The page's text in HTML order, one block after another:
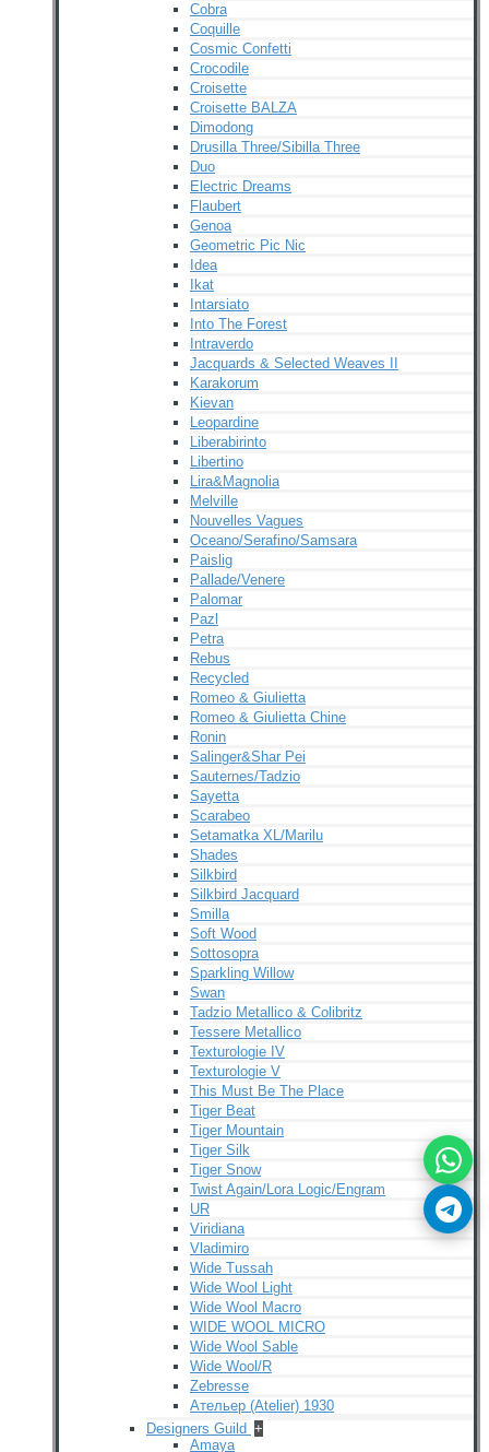
Cobra
Coquille
Cosmic Confetti
Crocodile
Croisette
Croisette BALZA
Dimodong
Drusilla Three/Sibilla Three
Duo
Electric Dreams
Flaubert
Genoa
Geometric Pic Nic
Idea
Ikat
Intarsiato
Into The Forest
Intraverdo
Jacquards & Selected Weaves II
Karakorum
Kievan
Leopardine
Liberabirinto
Libertino
Lira&Magnolia
Melville
Nouvelles Vagues
Oceano/Serafino/Samsara
Paislig
Pallade/Venere
Palomar
Pazl
Petra
Rebus
Recycled
Romeo & Giulietta
Romeo & Giulietta Chine
Ronin
Salinger&Shar Pei
Sauternes/Tadzio
Sayetta
Scarabeo
Setamatka XL/Marilu
Shades
Silkbird
Silkbird Jacquard
Smilla
Soft Wood
Sottosopra
Sparkling Willow
Swan
Tadzio Metallico & Colibritz
Tessere Metallico
Texturologie IV
Texturologie V
This Must Be The Place
Tiger Beat
Tiger Mountain
Tiger Silk
Tiger Snow
Twist Again/Lora Logic/Engram
UR
Viridiana
Vladimiro
Wide Tussah
Wide Wool Light
Wide Wool Macro
WIDE WOOL MICRO
Wide Wool Sable
Wide Wool/R
Zebresse
Ательер (Atelier) 1930
Designers Guild +
Amaya